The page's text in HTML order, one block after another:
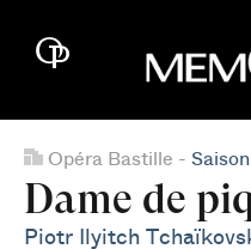
Opéra Bastille -
Dame de
Piotr Ilyitch